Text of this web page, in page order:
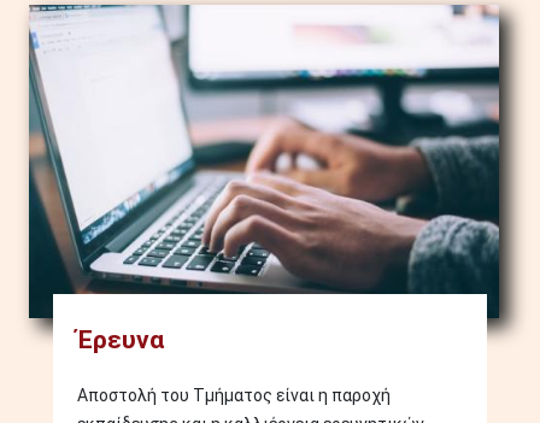
Image
Έρευνα
Αποστολή του Τμήματος είναι η παροχή